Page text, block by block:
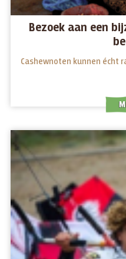
Bezoek aan een
Cashewnoten kunnen écht